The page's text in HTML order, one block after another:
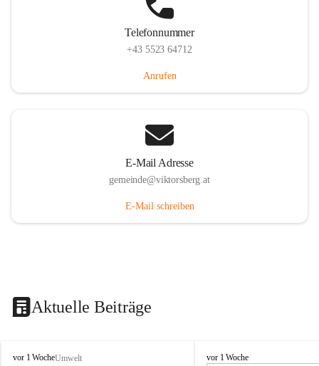
Telefonnummer
+43 5523 64712
Anrufen
E-Mail Adresse
gemeinde@viktorsberg.at
E-Mail schreiben
Aktuelle Beiträge
V
vor 1 WocheUmwelt
V
vor 1 Woche